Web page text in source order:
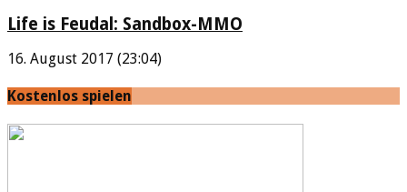
Life is Feudal: Sandbox-MMO
16. August 2017 (23:04)
Kostenlos spielen